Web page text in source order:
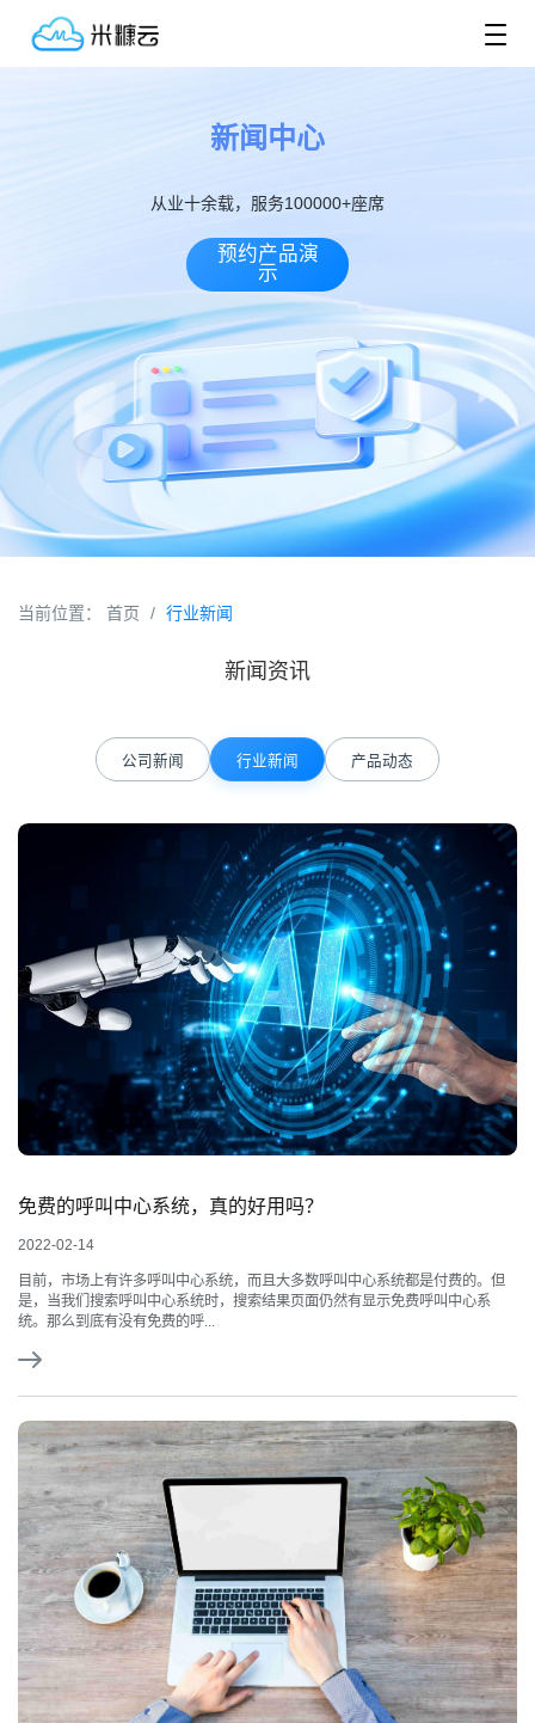
新闻中心
从业十余载，服务100000+座席
预约产品演
示
当前位置： 首页 / 行业新闻
新闻资讯
公司新闻 行业新闻 产品动态
免费的呼叫中心系统，真的好用吗？
2022-02-14
目前，市场上有许多呼叫中心系统，而且大多数呼叫中心系统都是付费的。但
是，当我们搜索呼叫中心系统时，搜索结果页面仍然有显示免费呼叫中心系
统。那么到底有没有免费的呼...